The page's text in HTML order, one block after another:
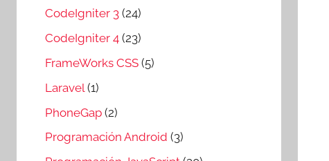
CodeIgniter 3 (24)
CodeIgniter 4 (23)
FrameWorks CSS (5)
Laravel (1)
PhoneGap (2)
Programación Android (3)